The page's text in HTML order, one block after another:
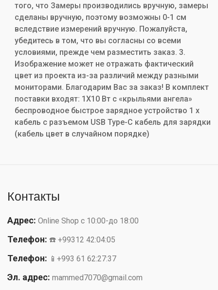
того, что Замеры производились вручную, замеры
сделаны вручную, поэтому возможны 0-1 см
вследствие измерений вручную. Пожалуйста,
убедитесь в том, что вы согласны со всеми
условиями, прежде чем разместить заказ. 3.
Изображение может не отражать фактический
цвет из проекта из-за различий между разными
мониторами. Благодарим Вас за заказ! В комплект
поставки входят: 1X10 Вт с «крыльями ангела»
беспроводное быстрое зарядное устройство 1 х
кабель с разъемом USB Type-C кабель для зарядки
(кабель цвет в случайном порядке)
Контакты
Адрес: Online Shop с 10:00-до 18:00
Телефон: ☎️ +99312 42:04:05
Телефон: 📱+993 61 62:27:37
Эл. адрес: mammed7070@gmail.com